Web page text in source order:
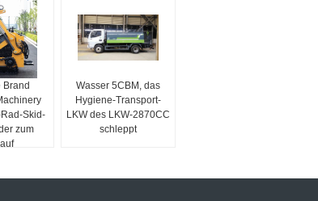
Brand
Skid-
zum
Wasser 5CBM, das
Hygiene-Transport-
LKW des LKW-2870CC
schleppt